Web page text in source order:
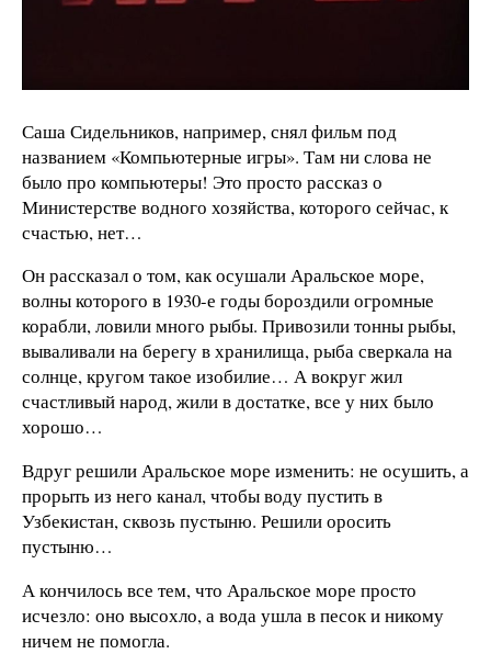
Саша Сидельников, например, снял фильм под
названием «Компьютерные игры». Там ни слова не
было про компьютеры! Это просто рассказ о
Министерстве водного хозяйства, которого сейчас, к
счастью, нет…
Он рассказал о том, как осушали Аральское море,
волны которого в 1930-е годы бороздили огромные
корабли, ловили много рыбы. Привозили тонны рыбы,
вываливали на берегу в хранилища, рыба сверкала на
солнце, кругом такое изобилие… А вокруг жил
счастливый народ, жили в достатке, все у них было
хорошо…
Вдруг решили Аральское море изменить: не осушить, а
прорыть из него канал, чтобы воду пустить в
Узбекистан, сквозь пустыню. Решили оросить
пустыню…
А кончилось все тем, что Аральское море просто
исчезло: оно высохло, а вода ушла в песок и никому
ничем не помогла.